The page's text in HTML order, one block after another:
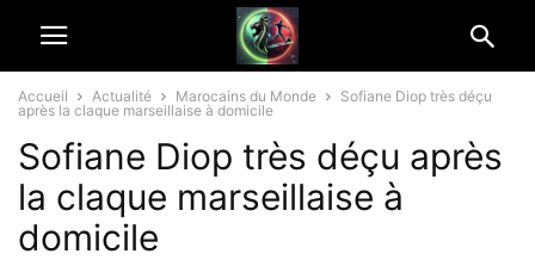
Accueil Actualité Marocains du Monde
Sofiane Diop très déçu
après la claque marseillaise à domicile
Sofiane Diop très déçu après
la claque marseillaise à
domicile